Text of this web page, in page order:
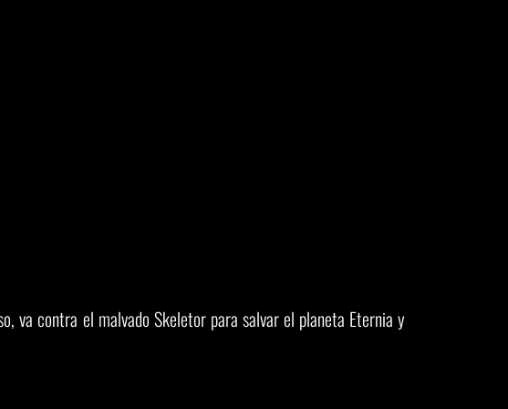
va contra el malvado Skeletor para salvar el planeta Eternia y